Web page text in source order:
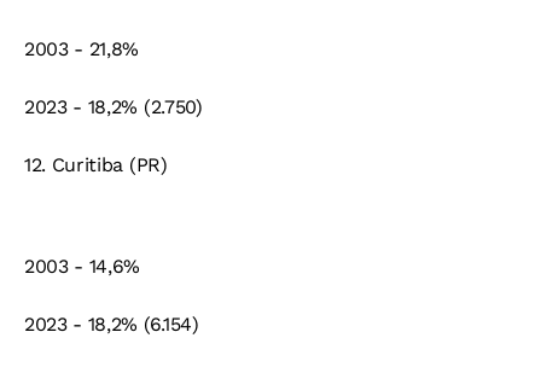
2003 - 21,8%
2023 - 18,2% (2.750)
12. Curitiba (PR)
2003 - 14,6%
2023 - 18,2% (6.154)